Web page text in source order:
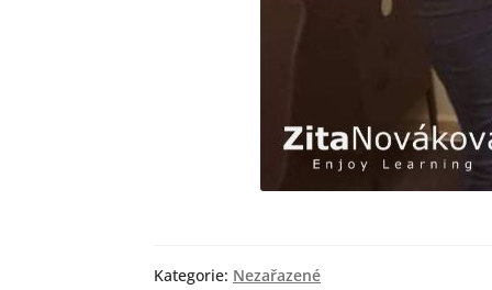
Kategorie: Nezařazené